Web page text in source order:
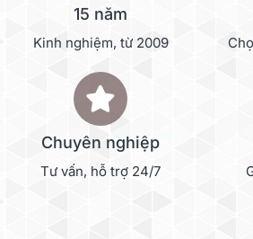
15 năm
Kinh nghiệm, từ 2009
Chuyên nghiệp
Tư vấn, hỗ trợ 24/7